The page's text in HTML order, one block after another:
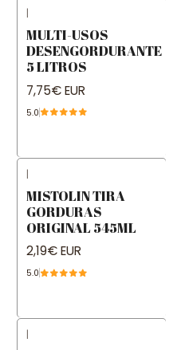
|
MULTI-USOS
DESENGORDURANTE
5 LITROS
7,75€ EUR
5.0
|
MISTOLIN TIRA
GORDURAS
ORIGINAL 545ML
2,19€ EUR
5.0
|